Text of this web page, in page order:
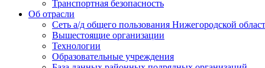
Транспортная безопасность
Об отрасли
Сеть а/д общего пользования Нижегородской
Вышестоящие организации
Технологии
Образовательные учреждения